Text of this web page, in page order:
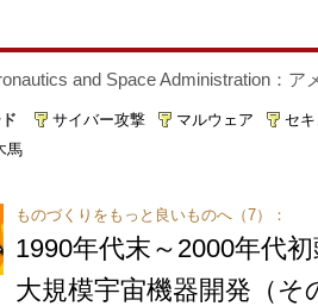
and Space Administration：ア
サイバー攻撃 マルウェア セ
馬
ものづくりをもっと良いものへ（7）：
1990年代末～2000年代
大規模宇宙機器開発（そ